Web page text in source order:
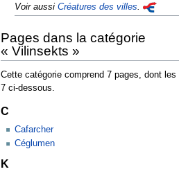
Aller
la
navigation
Aller
la
recherche
Voir aussiCréatures des villes
Pages dans la catégorie
« Vilinsekts »
Cette catégorie comprend 7 pages, dont les
7 ci-dessous.
C
Cafarcher
Céglumen
K